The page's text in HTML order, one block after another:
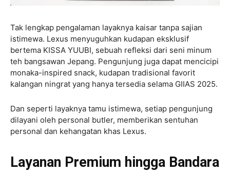
Tak lengkap pengalaman layaknya kaisar tanpa sajian
istimewa. Lexus menyuguhkan kudapan eksklusif
bertema KISSA YUUBI, sebuah refleksi dari seni minum
teh bangsawan Jepang. Pengunjung juga dapat mencicipi
monaka-inspired snack, kudapan tradisional favorit
kalangan ningrat yang hanya tersedia selama GIIAS 2025.
Dan seperti layaknya tamu istimewa, setiap pengunjung
dilayani oleh personal butler, memberikan sentuhan
personal dan kehangatan khas Lexus.
Layanan Premium hingga Bandara